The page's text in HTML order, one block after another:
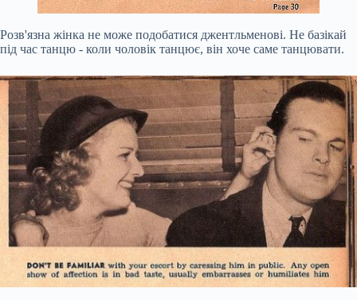
Розв'язна жінка не може подобатися джентльменові. Не базікай
під час танцю - коли чоловік танцює, він хоче саме танцювати.